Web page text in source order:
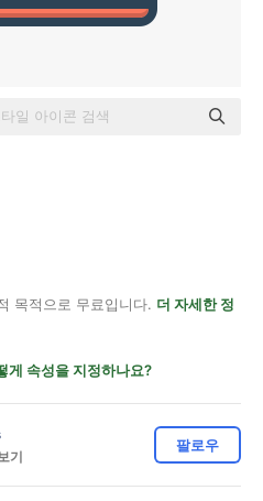
color
목적으로 무료입니다. 더 자세한 정
게 속성을 지정하나요?
기
팔로우